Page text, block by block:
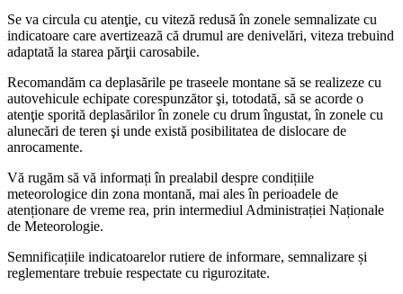
Se va circula cu atenţie, cu viteză redusă în zonele semnalizate cu
indicatoare care avertizează că drumul are denivelări, viteza trebuind
adaptată la starea părţii carosabile.
Recomandăm ca deplasările pe traseele montane să se realizeze cu
autovehicule echipate corespunzător şi, totodată, să se acorde o
atenţie sporită deplasărilor în zonele cu drum îngustat, în zonele cu
alunecări de teren şi unde există posibilitatea de dislocare de
anrocamente.
Vă rugăm să vă informați în prealabil despre condițiile
meteorologice din zona montană, mai ales în perioadele de
atenționare de vreme rea, prin intermediul Administrației Naționale
de Meteorologie.
Semnificațiile indicatoarelor rutiere de informare, semnalizare și
reglementare trebuie respectate cu rigurozitate.